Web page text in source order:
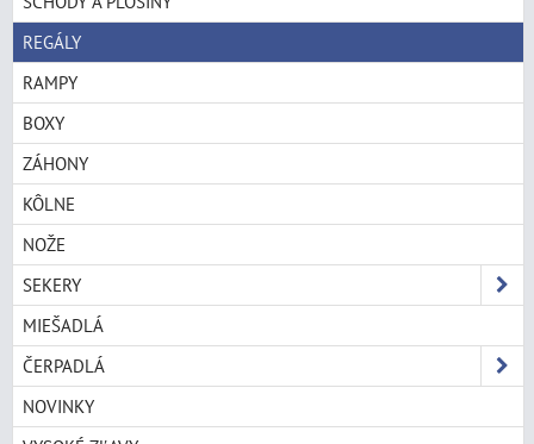
REGÁLY
RAMPY
BOXY
ZÁHONY
KÔLNE
NOŽE
SEKERY
MIEŠADLÁ
ČERPADLÁ
NOVINKY